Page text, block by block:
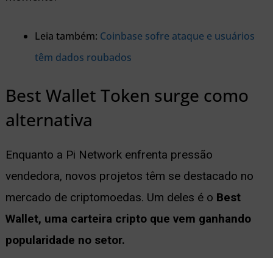
Leia também: Coinbase sofre ataque e usuários
têm dados roubados
Best Wallet Token surge como
alternativa
Enquanto a Pi Network enfrenta pressão
vendedora, novos projetos têm se destacado no
mercado de criptomoedas. Um deles é o Best
Wallet, uma carteira cripto que vem ganhando
popularidade no setor.